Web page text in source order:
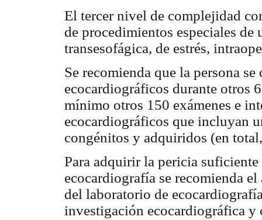
El tercer nivel de complejidad
de procedimientos especiales
transesofágica, de estrés,
Se recomienda que la persona
ecocardiográficos durante otros
mínimo otros 150 exámenes e
ecocardiográficos que incluyan
congénitos y adquiridos (en
Para adquirir la pericia
ecocardiografía se recomienda
del laboratorio de
investigación ecocardiográfica y